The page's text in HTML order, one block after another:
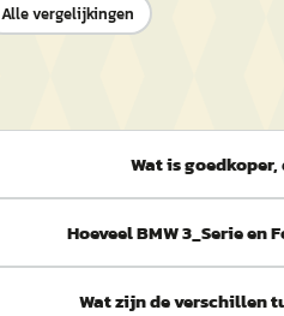
Alle vergelijkingen
Wat is goedkoper,
Hoeveel BMW 3_Serie
Wat zijn de verschillen